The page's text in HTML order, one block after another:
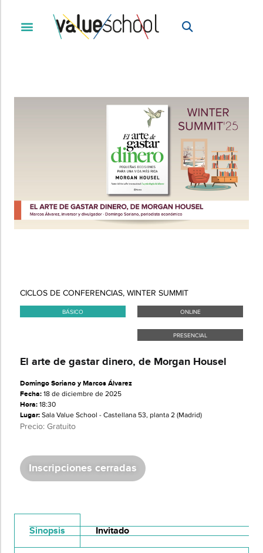
CICLOS DE CONFERENCIAS, WINTER SUMMIT
BÁSICO ONLINE
PRESENCIAL
El arte de gastar dinero, de Morgan Housel
Domingo Soriano y Marcos Álvarez
Fecha:18 de diciembre de 2025
Hora:18:30
Lugar:Sala Value School - Castellana 53, planta 2 (Madrid)
Precio: Gratuito
Inscripciones cerradas
Sinopsis Invitado